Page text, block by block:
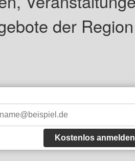
der
Kostenlos anmelden